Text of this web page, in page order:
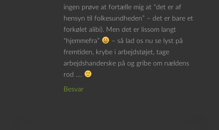
ingen prøve at fortælle mig at “det er af
hensyn til folkesundheden” – det er bare et
forkølet alibi). Men det er lissom langt
“hjemmefra”
– så lad os nu se lyst på
fremtiden, krybe i arbejdstøjet, tage
arbejdshanderske på og gribe om nældens
rod ….
Besvar